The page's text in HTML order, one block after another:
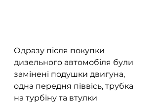
Одразу після покупки
дизельного автомобіля були
замінені подушки двигуна,
одна передня піввісь, трубка
на турбіну та втулки